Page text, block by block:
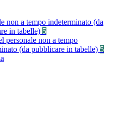
non a tempo indeterminato (da
in tabelle) 5
personale non a tempo
(da pubblicare in tabelle) 5